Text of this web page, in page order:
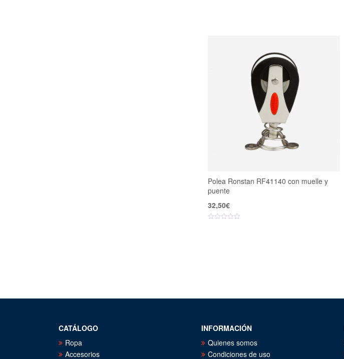
Polea Ronstan RF41140 con muelle y
puente
32,50€
CATÁLOGO
Ropa
Accesorios
INFORMACIÓN
Quienes somos
Condiciones de uso